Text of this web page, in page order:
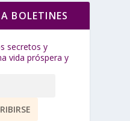
BOLETINES
secretos y
vida próspera y